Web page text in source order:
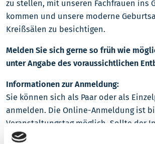
zu stellen, mit unseren Fachfrauen ins
kommen und unsere moderne
Kreißsälen zu besichtigen.
Melden Sie sich gerne so früh wie
unter Angabe des voraussichtlichen
Informationen zur Anmeldung:
Sie können sich als Paar oder als
anmelden. Die Online-Anmeldung ist
Veranstaltungstag möglich. Sollte der
ausgebucht sein, können Sie sich